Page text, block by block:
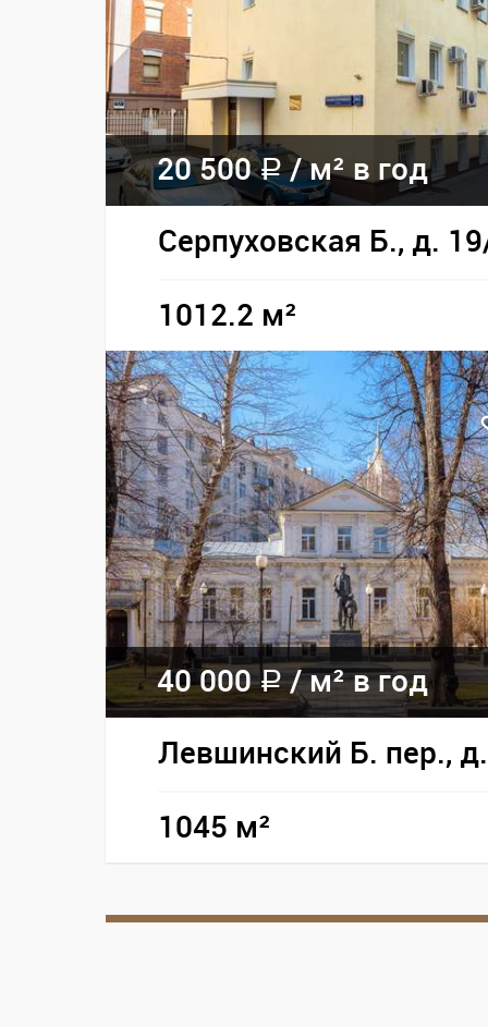
20 500a /м² в год
Серпуховская Б., д.
1012.2 м²
40 000a /м² в год
Левшинский Б. пер.,
1045 м²